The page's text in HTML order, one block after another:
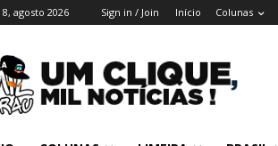
agosto 2026 Sign in / Join Início Colunas